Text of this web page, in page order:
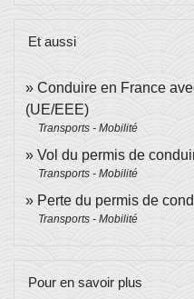
Et aussi
Conduire en France
(UE/EEE)
Transports - Mobilité
Vol du permis de
Transports - Mobilité
Perte du permis de
Transports - Mobilité
Pour en savoir plus